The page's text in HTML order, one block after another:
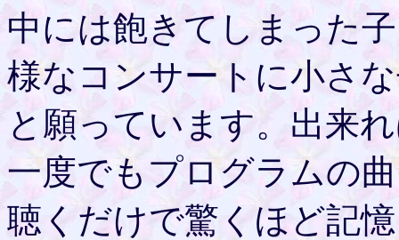
中には飽きてしまった
様なコンサートに小さ
と願っています。出来
一度でもプログラムの
聴くだけで驚くほど記